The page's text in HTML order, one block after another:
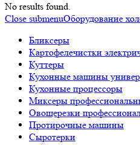
No results found.
Close submenuОборудование
Бликсеры
Картофелечистки
Куттеры
Кухонные машины
Кухонные процессоры
Миксеры
Овощерезки
Протирочные машины
Сыротерки